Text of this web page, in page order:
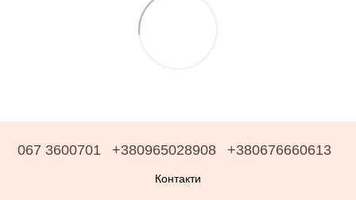
067 3600701 +380965028908 +380676660613
Контакти